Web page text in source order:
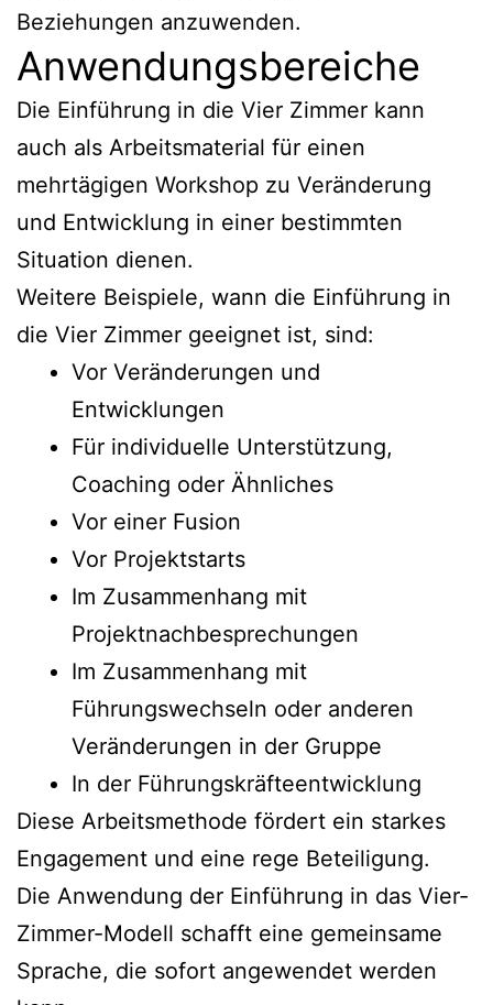
Beziehungen anzuwenden.
Anwendungsbereiche
Die Einführung in die Vier Zimmer kann
auch als Arbeitsmaterial für einen
mehrtägigen Workshop zu Veränderung
und Entwicklung in einer bestimmten
Situation dienen.
Weitere Beispiele, wann die Einführung in
die Vier Zimmer geeignet ist, sind:
Vor Veränderungen und
Entwicklungen
Für individuelle Unterstützung,
Coaching oder Ähnliches
Vor einer Fusion
Vor Projektstarts
Im Zusammenhang mit
Projektnachbesprechungen
Im Zusammenhang mit
Führungswechseln oder anderen
Veränderungen in der Gruppe
In der Führungskräfteentwicklung
Diese Arbeitsmethode fördert ein starkes
Engagement und eine rege Beteiligung.
Die Anwendung der Einführung in das Vier-
Zimmer-Modell schafft eine gemeinsame
Sprache, die sofort angewendet werden